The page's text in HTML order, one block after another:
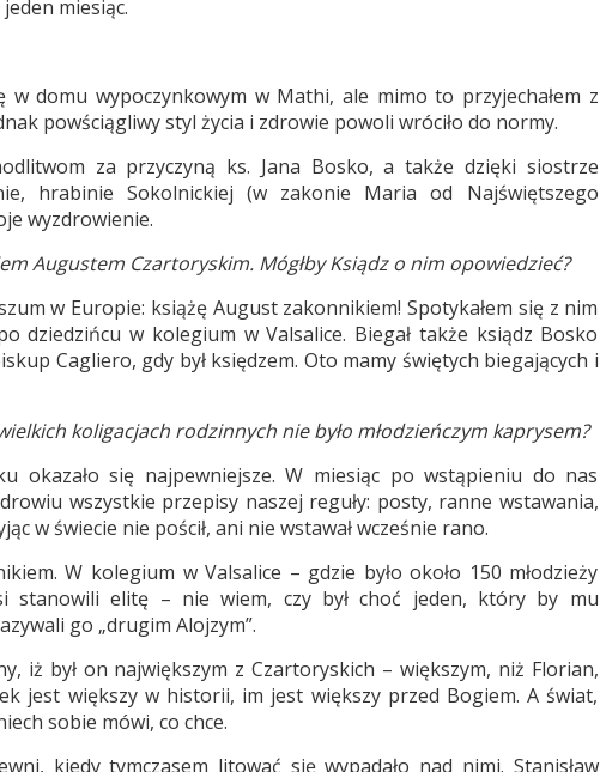
jeden miesiąc.
w domu wypoczynkowym w Mathi, ale mimo to przyjechałem z
powściągliwy styl życia i zdrowie powoli wróciło do normy.
za przyczyną ks. Jana Bosko, a także dzięki siostrze
hrabinie Sokolnickiej (w zakonie Maria od Najświętszego
wyzdrowienie.
Augustem Czartoryskim. Mógłby Ksiądz o nim opowiedzieć?
w Europie: książę August zakonnikiem! Spotykałem się z nim
dziedzińcu w kolegium w Valsalice. Biegał także ksiądz Bosko
Cagliero, gdy był księdzem. Oto mamy świętych biegających i
koligacjach rodzinnych nie było młodzieńczym kaprysem?
okazało się najpewniejsze. W miesiąc po wstąpieniu do nas
wszystkie przepisy naszej reguły: posty, ranne wstawania,
w świecie nie pościł, ani nie wstawał wcześnie rano.
W kolegium w Valsalice – gdzie było około 150 młodzieży
stanowili elitę – nie wiem, czy był choć jeden, który by mu
go „drugim Alojzym”.
iż był on największym z Czartoryskich – większym, niż Florian,
jest większy w historii, im jest większy przed Bogiem. A świat,
sobie mówi, co chce.
kiedy tymczasem litować się wypadało nad nimi. Stanisław